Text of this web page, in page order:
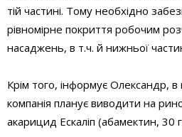
тій частині. Тому необхідно
рівномірне покриття робочим
насаджень, в т.ч. й нижньої
Крім того, інформує Олександр, в
компанія планує виводити на
акарицид Ескаліп (абамектин, 30